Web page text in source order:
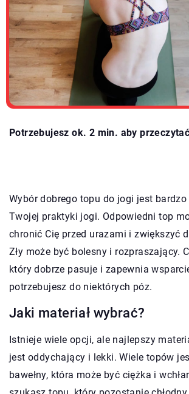
Potrzebujesz ok. 2 min. aby
Wybór dobrego topu do jogi jest
Twojej praktyki jogi. Odpowiedni top
chronić Cię przed urazami i zwiększyć
Zły może być bolesny i rozpraszający.
który dobrze pasuje i zapewnia
potrzebujesz do niektórych póz.
Jaki materiał wybrać?
Istnieje wiele opcji, ale najlepszy
jest oddychający i lekki. Wiele topów
bawełny, która może być ciężka i